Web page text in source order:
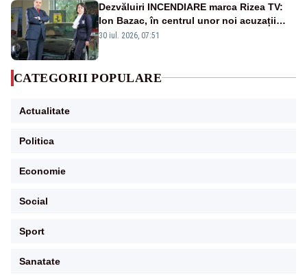
Dezvăluiri INCENDIARE marca Rizea TV:
Ion Bazac, în centrul unor noi acuzații
publice
30 iul. 2026, 07:51
CATEGORII POPULARE
Actualitate
Politica
Economie
Social
Sport
Sanatate